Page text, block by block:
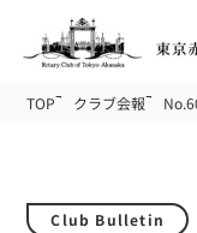
TOP クラブ会報
Club Bulletin